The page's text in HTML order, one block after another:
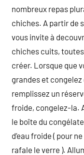
nombreux repas
chiches. A partir de
vous invite à
chiches cuits,
créer. Lorsque que
grandes et
remplissez un
froide, congelez-la.
le boîte du
d’eau froide ( pour
rafale le verre ).